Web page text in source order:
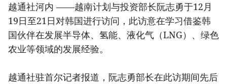
越通社河内 ——越南计划与投资部长阮志勇于12月
19日至21日对韩国进行访问，此访意在学习借鉴韩
国伙伴在发展半导体、氢能、液化气（LNG）、绿色
农业等领域的发展经验。
越通社驻首尔记者报道，阮志勇部长在此访期间先后